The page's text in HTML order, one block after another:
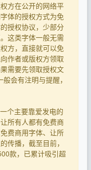
方在公开的网络平
体的授权方式为免
授权协议，少部分
这类字体一般无需
方，直接就可以免
作者或版权方领取
需要先领取授权文
会有注明与提醒，
个主要靠爱发电的
所有人都有免费商
费商用字体、让所
传播，截至目前，
款，已累计吸引超